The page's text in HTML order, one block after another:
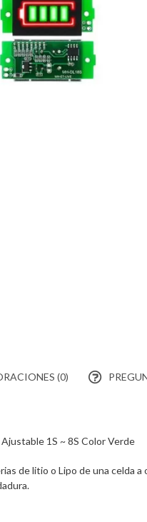
(0)
1S ~ 8S Color Verde
de litio o Lipo de una celda